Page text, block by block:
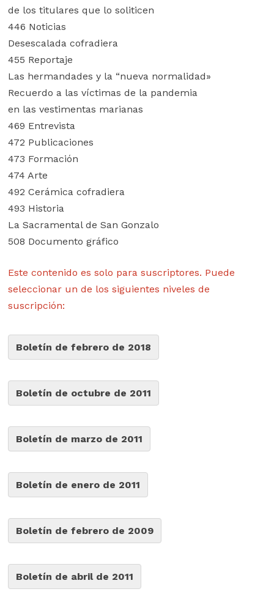
de los titulares que lo soliticen
446 Noticias
Desescalada cofradiera
455 Reportaje
Las hermandades y la “nueva normalidad»
Recuerdo a las víctimas de la pandemia
en las vestimentas marianas
469 Entrevista
472 Publicaciones
473 Formación
474 Arte
492 Cerámica cofradiera
493 Historia
La Sacramental de San Gonzalo
508 Documento gráfico
Este contenido es solo para suscriptores. Puede
seleccionar un de los siguientes niveles de
suscripción:
Boletín de febrero de 2018
Boletín de octubre de 2011
Boletín de marzo de 2011
Boletín de enero de 2011
Boletín de febrero de 2009
Boletín de abril de 2011